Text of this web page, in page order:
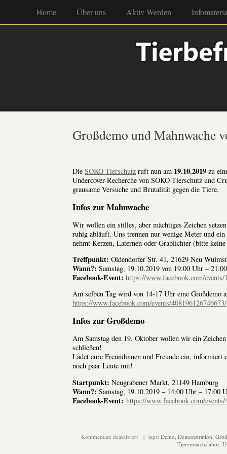
Home Über uns Aktiv Werden
Großdemo und Mahnwache
Die SOKO Tierschutz ruft nun am 19.10.2019 zu
Undercover-Recherche von SOKO Tierschutz und
grausame Versuche und Brutalität gegen die Tiere.
Infos zur Mahnwache
Wir wollen ein stilles, aber mächtiges Zeichen
ruhig abläuft. Uns trennen nur wenige Meter und
nehmt Kerzen, Laternen oder Grablichter (bitte
Treffpunkt: Oldendorfer Str. 41, 21629 Neu
Wann?: Samstag, 19.10.2019 von 19:00 Uhr –
Facebook-Event: https://www.facebook.com/events/
Am selben Tag wird von 14-17 Uhr eine Großdemo
https://www.facebook.com/events/408196126746673/
Infos zur Großdemo
Am Samstag den 19. Oktober wollen wir ein
schließen!
Ladet eure Freundinnen und Freunde ein,
noch paar Leute mit!
Startpunkt: Neugrabener Markt, 21149 Hamburg
Wann?: Samstag, 19.10.2019 – 14:00 Uhr – 17:00
Facebook-Event: https://www.facebook.com/
Kommentare deaktiviertfür
| tags: Demo, Demonstration
Tierversuchslabor,